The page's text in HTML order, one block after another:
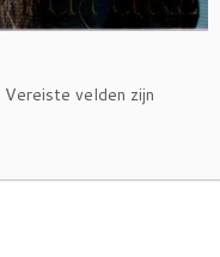
Vereiste velden zijn